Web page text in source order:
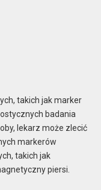
takich jak marker
badania
lekarz może zlecić
markerów
takich jak
piersi.